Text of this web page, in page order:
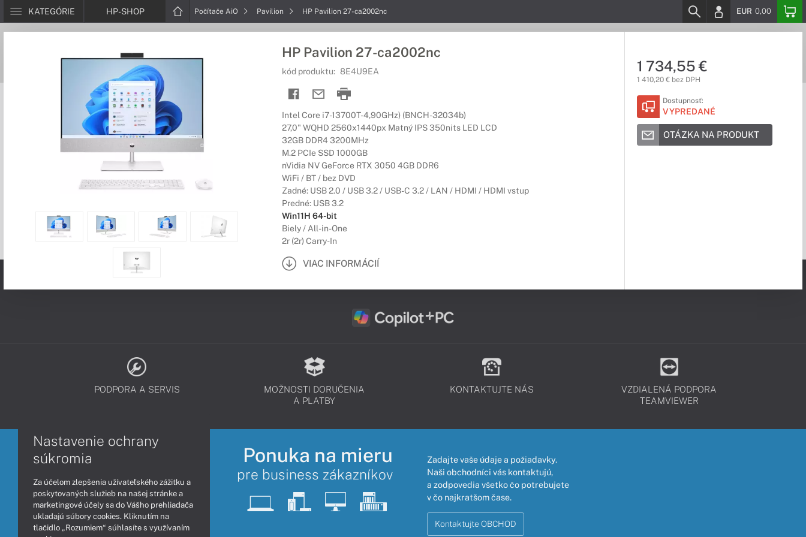
KATEGÓRIE HP-SHOP Počítače AiO Pavilion HP Pavilion 27-ca2002nc EUR 0,00
HP Pavilion 27-ca2002nc
kód produktu: 8E4U9EA
Intel Core i7-13700T-4,90GHz) (BNCH-32034b)
27,0" WQHD 2560x1440px Matný IPS 350nits LED LCD
32GB DDR4 3200MHz
M.2 PCIe SSD 1000GB
nVidia NV GeForce RTX 3050 4GB DDR6
WiFi / BT / bez DVD
Zadné: USB 2.0 / USB 3.2 / USB-C 3.2 / LAN / HDMI / HDMI vstup
Predné: USB 3.2
Win11H 64-bit
Biely / All-in-One
2r (2r) Carry-In
VIAC INFORMÁCIÍ
1 734,55 €
1 410,20 € bez DPH
Dostupnosť:
VYPREDANÉ
OTÁZKA NA PRODUKT
PODPORA A SERVIS
MOŽNOSTI DORUČENIA
A PLATBY
KONTAKTUJTE NÁS
VZDIALENÁ PODPORA
TEAMVIEWER
Ponuka na mieru
pre business zákazníkov
Zadajte vaše údaje a požiadavky.
Naši obchodníci vás kontaktujú,
a zodpovedia všetko čo potrebujete
v čo najkratšom čase.
Kontaktujte OBCHOD
Nastavenie ochrany
súkromia
Za účelom zlepšenia užívateľského zážitku a
poskytovaných služieb na našej stránke a
marketingové účely sa do Vášho prehliadača
ukladajú súbory cookies. Kliknutím na
tlačidlo „Rozumiem“ súhlasíte s využívaním